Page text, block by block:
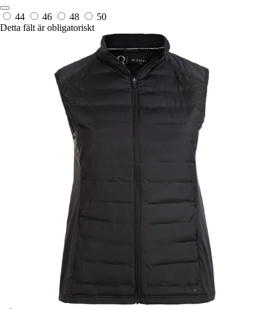
44 46 48
50
Detta fält är obligatoriskt